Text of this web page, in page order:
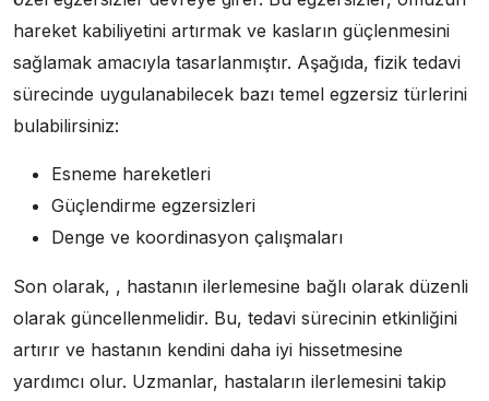
hareket kabiliyetini artırmak ve kasların güçlenmesini
sağlamak amacıyla tasarlanmıştır. Aşağıda, fizik tedavi
sürecinde uygulanabilecek bazı temel egzersiz türlerini
bulabilirsiniz:
Esneme hareketleri
Güçlendirme egzersizleri
Denge ve koordinasyon çalışmaları
Son olarak, , hastanın ilerlemesine bağlı olarak düzenli
olarak güncellenmelidir. Bu, tedavi sürecinin etkinliğini
artırır ve hastanın kendini daha iyi hissetmesine
yardımcı olur. Uzmanlar, hastaların ilerlemesini takip